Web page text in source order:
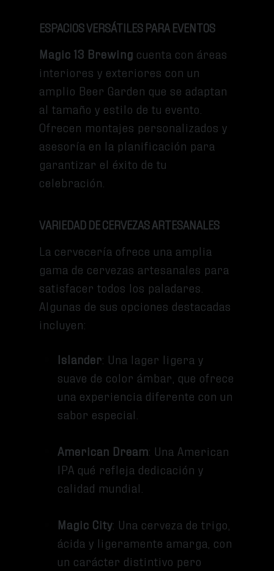
ESPACIOS VERSÁTILES PARA EVENTOS
Magic 13 Brewing cuenta con áreas
interiores y exteriores con un
amplio Beer Garden que se adaptan
al tamaño y estilo de tu evento.
Ofrecen montajes personalizados y
asesoría en la planificación para
garantizar el éxito de tu
celebración.
VARIEDAD DE CERVEZAS ARTESANALES
La cervecería ofrece una amplia
gama de cervezas artesanales para
satisfacer todos los paladares.
Algunas de sus opciones destacadas
incluyen:
Islander: Una lager ligera y
suave de color ámbar, que ofrece
una experiencia diferente con un
sabor especial.
American Dream: Una American
IPA qué refleja dedicación y
calidad mundial.
Magic City: Una cerveza de trigo,
ácida y ligeramente amarga, con
un carácter distintivo pero